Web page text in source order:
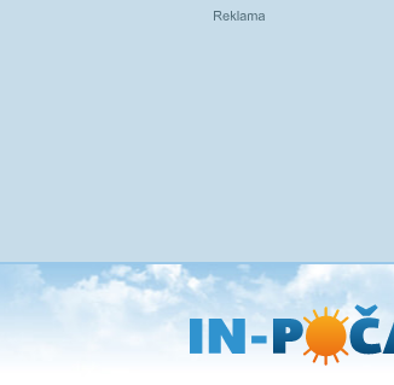
Přejít
na
hlavní
obsah